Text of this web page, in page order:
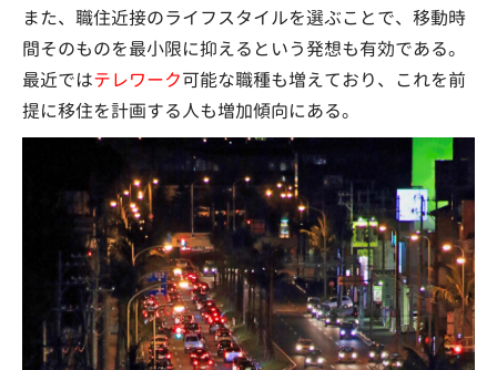
また、職住近接のライフスタイルを選ぶことで、移動時
間そのものを最小限に抑えるという発想も有効である。
最近ではテレワーク可能な職種も増えており、これを前
提に移住を計画する人も増加傾向にある。